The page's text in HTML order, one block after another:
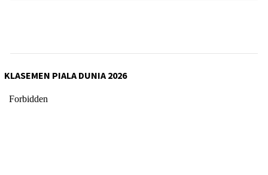
KLASEMEN PIALA DUNIA 2026